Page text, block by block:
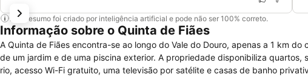
Este resumo foi criado por inteligência artificial e pode não ser 100% correto.
Informação sobre o Quinta de Fiães
A Quinta de Fiães encontra-se ao longo do Vale do Douro, apenas a 1 km
de um jardim e de uma piscina exterior. A propriedade disponibiliza quartos, suites e apartamentos. Todas as acomodações dispõem de vista para o
rio, acesso Wi-Fi gratuito, uma televisão por satélite e casas de banho